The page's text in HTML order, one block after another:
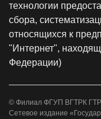
технологии
сбора,
относящихся к
"Интернет",
Федерации)
© Филиал ФГУП ВГТРК
Сетевое издание